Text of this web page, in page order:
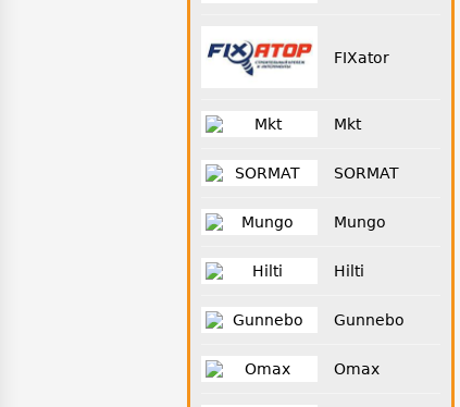
FIXator
Mkt
SORMAT
Mungo
Hilti
Gunnebo
Omax